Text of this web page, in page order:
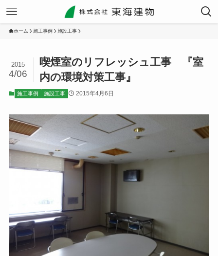
ホーム 施工事例 施設工事
喫煙室のリフレッシュ工事 『室
内の環境対策工事』
2015
4/06
施工事例 施設工事 2015年4月6日